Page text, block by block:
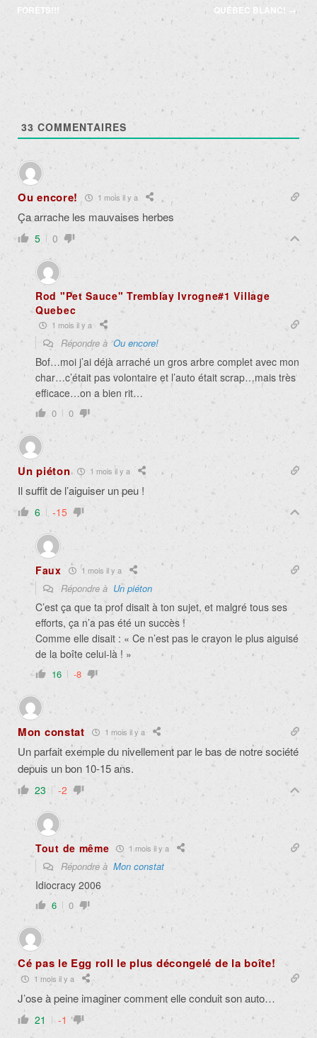
articles
FORÊTS!!!
QUÉBEC BLANC!
→
33 COMMENTAIRES
Ou encore! 1 mois il y a
Ça arrache les mauvaises herbes
5 0
Rod "Pet Sauce" Tremblay Ivrogne#1 Village
Quebec
1 mois il y a
Répondre àOu encore!
Bof…moi j’ai déjà arraché un gros arbre complet avec mon
char…c’était pas volontaire et l’auto était scrap…mais très
efficace…on a bien rit…
0 0
Un piéton 1 mois il y a
Il suffit de l’aiguiser un peu !
6 -15
Faux 1 mois il y a
Répondre à Un piéton
C’est ça que ta prof disait à ton sujet, et malgré tous ses
efforts, ça n’a pas été un succès !
Comme elle disait : « Ce n’est pas le crayon le plus aiguisé
de la boîte celui-là ! »
16 -8
Mon constat 1 mois il y a
Un parfait exemple du nivellement par le bas de notre société
depuis un bon 10-15 ans.
23 -2
Tout de même 1 mois il y a
Répondre à Mon constat
Idiocracy 2006
6 0
Cé pas le Egg roll le plus décongelé de la boîte!
1 mois il y a
J’ose à peine imaginer comment elle conduit son auto…
21 -1